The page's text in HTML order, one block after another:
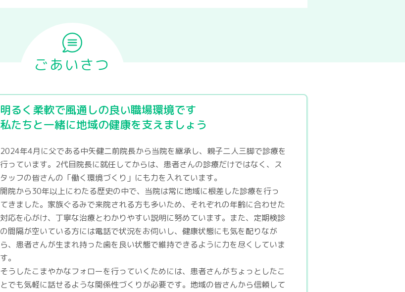
ごあいさつ
明るく柔軟で風通しの良い職場環境です
私たちと一緒に地域の健康を支えましょう
2024年4月に父である中矢健二前院長から当院を継承し、親子二人三脚で診療を
行っています。2代目院長に就任してからは、患者さんの診療だけではなく、ス
タッフの皆さんの「働く環境づくり」にも力を入れています。
開院から30年以上にわたる歴史の中で、当院は常に地域に根差した診療を行っ
てきました。家族ぐるみで来院される方も多いため、それぞれの年齢に合わせた
対応を心がけ、丁寧な治療とわかりやすい説明に努めています。また、定期検診
の間隔が空いている方には電話で状況をお伺いし、健康状態にも気を配りなが
ら、患者さんが生まれ持った歯を良い状態で維持できるように力を尽くしていま
す。
そうしたこまやかなフォローを行っていくためには、患者さんがちょっとしたこ
とでも気軽に話せるような関係性づくりが必要です。地域の皆さんから信頼して